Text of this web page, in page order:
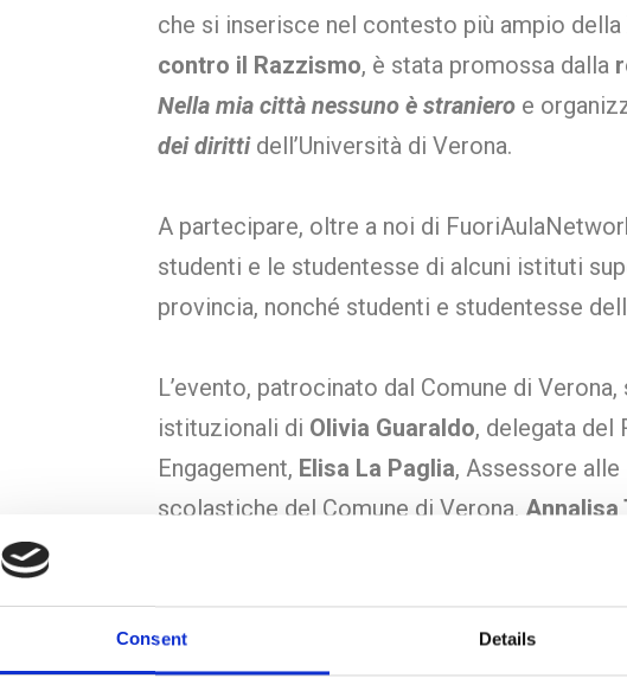
Consent Details
che si inserisce nel contesto più ampio della
contro il Razzismo, è stata promossa dalla
Nella mia città nessuno è straniero e
dei diritti dell’Università di Verona.
A partecipare, oltre a noi di
studenti e le studentesse di alcuni istituti
provincia, nonché studenti e studentesse
L’evento, patrocinato dal Comune di
istituzionali di Olivia Guaraldo, delegata del
Engagement, Elisa La Paglia, Assessore
scolastiche del Comune di Verona, Annalisa
Rossella Lomuscio
, del gruppo di
nessuno è stranieroe diEmanuela